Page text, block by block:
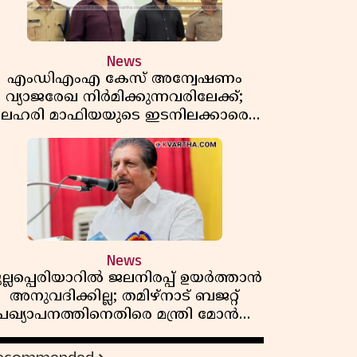
News
എംഡിഎംഎ കേസ് അന്വേഷണം
വ്യാജരേഖ നിർമിക്കുന്നവരിലേക്ക്;
ലഹരി മാഫിയയുടെ ഇടനിലക്കാരെ
കുടുക്കി കണ്ണൂർ സിറ്റി പൊലീസ്
News
ജലനിരപ്പ് ഉയർത്താൻ
അനുവദിക്കില്ല; തമിഴ്നാട് ബജറ്റ്
മന്ത്രി മോൻസ്
ജോസഫ്